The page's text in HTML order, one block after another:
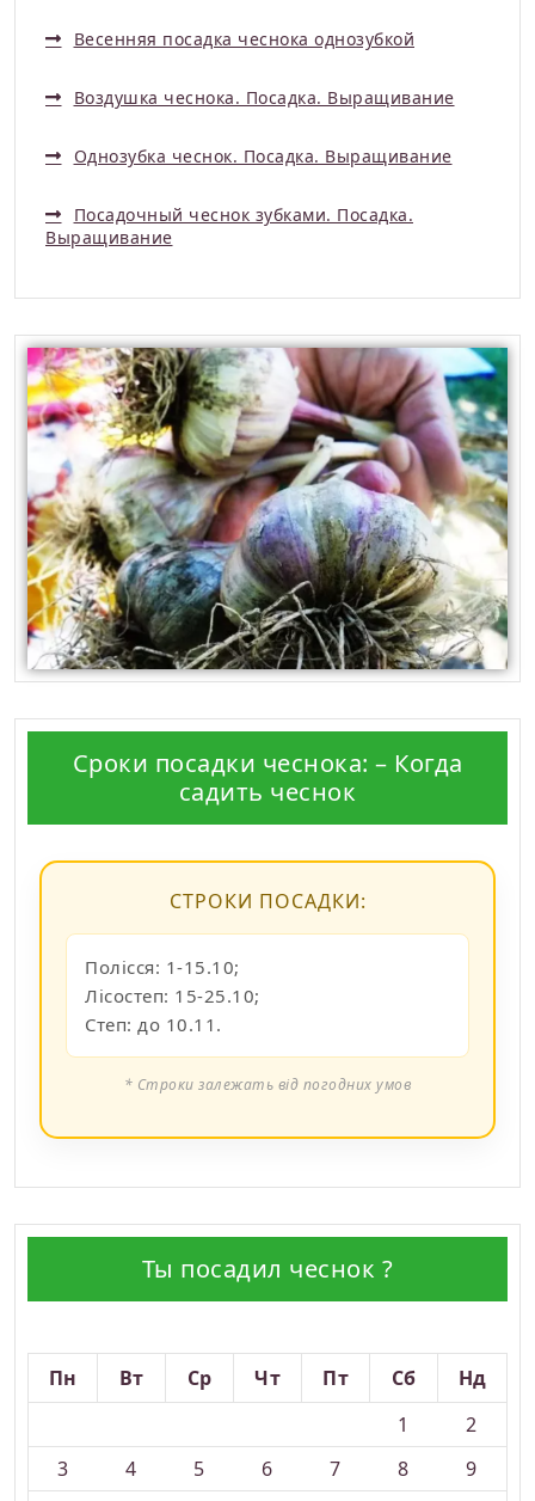
Весенняя посадка чеснока однозубкой
Воздушка чеснока. Посадка. Выращивание
Однозубка чеснок. Посадка. Выращивание
Посадочный чеснок зубками. Посадка.
Выращивание
Сроки посадки чеснока: – Когда
садить чеснок
СТРОКИ ПОСАДКИ:
Полісся: 1-15.10;
Лісостеп: 15-25.10;
Степ: до 10.11.
* Строки залежать від погодних умов
Ты посадил чеснок ?
Пн
Вт Ср Чт Пт Сб
Нд
1
2
3
4 5 6 7 8
9